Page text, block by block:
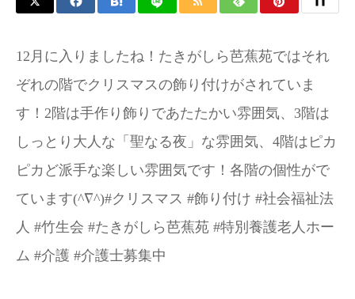
12月に入りましたね！たきがしら芭蕉苑ではそれ
ぞれの階でクリスマスの飾り付けがされていま
す！2階は手作り飾りであたたかい雰囲気、3階は
しっとり大人な「聖なる夜」な雰囲気、4階はピカ
ピカど派手な楽しい雰囲気です！各階の個性がで
ています(^∇^)#クリスマス #飾り付け #社会福祉法
人 #竹生会 #たきがしら芭蕉苑 #特別養護老人ホー
ム #介護 #介護士募集中